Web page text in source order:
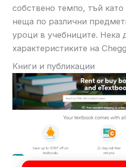
собствено темпо, тъй
неща по различни
уроци в учебниците. Нека
характеристиките на
Книги и публикации